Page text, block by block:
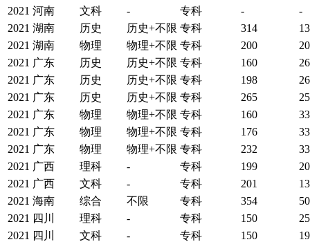
2021 河南 文科 - 专科 -
-
2021 湖南 历史 历史+不限 专科 314
2021 湖南 物理 物理+不限 专科 200
2021 广东 历史 历史+不限 专科 160
2021 广东 历史 历史+不限 专科 198
2021 广东 历史 历史+不限 专科 265
2021 广东 物理 物理+不限 专科 160
2021 广东 物理 物理+不限 专科 176
2021 广东 物理 物理+不限 专科 232
2021 广西 理科 - 专科 199
2021 广西 文科 - 专科 201
2021 海南 综合 不限 专科 354
2021 四川 理科 - 专科 150
2021 四川 文科 - 专科 150